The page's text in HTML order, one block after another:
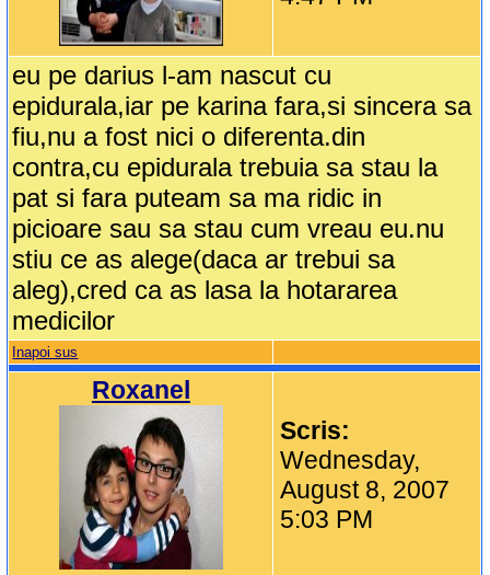
eu pe darius l-am nascut cu
epidurala,iar pe karina fara,si sincera sa
fiu,nu a fost nici o diferenta.din
contra,cu epidurala trebuia sa stau la
pat si fara puteam sa ma ridic in
picioare sau sa stau cum vreau eu.nu
stiu ce as alege(daca ar trebui sa
aleg),cred ca as lasa la hotararea
medicilor
Inapoi sus
Roxanel
Scris:
Wednesday,
August 8, 2007
5:03 PM